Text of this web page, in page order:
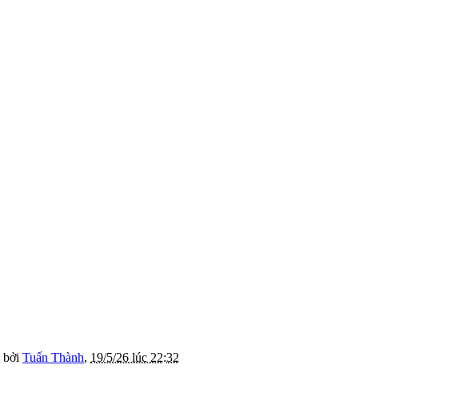
bởi Tuấn Thành, 19/5/26 lúc 22:32